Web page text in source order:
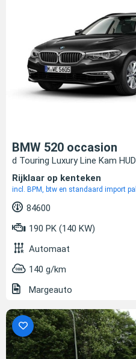
BMW 520 occasion
d Touring Luxury Line Kam
Rijklaar op kenteken
incl. BPM, btw en standaard import
84600
190 PK (140 KW)
Automaat
140 g/km
Margeauto